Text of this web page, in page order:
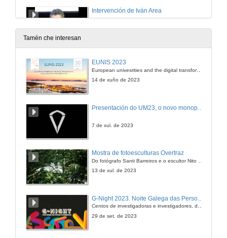
Intervención de Iván Area
13 de xul. de 2009
13 de xul. de 2009
13 de xul. de 2009
13 de xul. de 2009
Tamén che interesan
EUNIS 2023
European univesrities and the digital transformation: challenges and opportunities ahead
14 de xuño de 2023
7 de xul. de 2023
Mostra de fotoesculturas Overtraz
13 de xul. de 2023
Centos de investigadoras e investigadores, decenas de actividades e sete cidades
29 de set. de 2023